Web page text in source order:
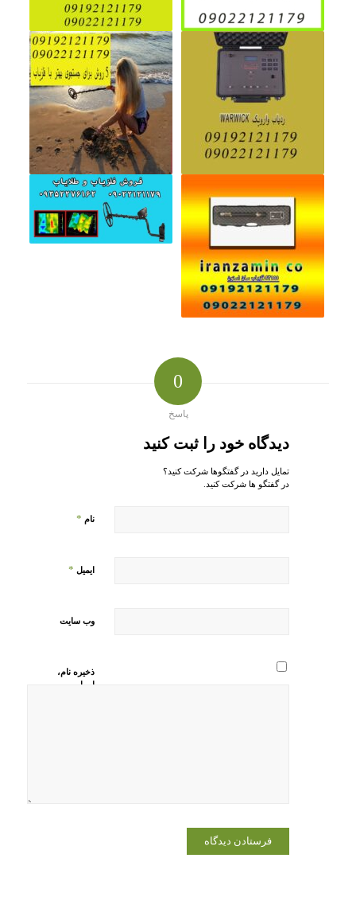
0
پاسخ
دیدگاه خود را ثبت کنید
تمایل دارید در گفتگوها شرکت کنید؟
در گفتگو ها شرکت کنید.
نام *
ایمیل *
وب‌ سایت
ذخیره نام،
ایمیل و